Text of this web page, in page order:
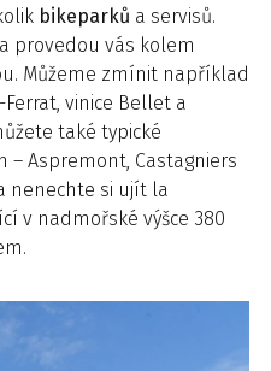
bikeparků a servisů.
provedou vás kolem
Můžeme zmínit například
vinice Bellet a
také typické
– Aspremont, Castagniers
nenechte si ujít la
v nadmořské výšce 380